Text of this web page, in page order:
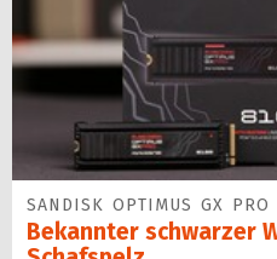
SANDISK OPTIMUS GX PRO
Bekannter schwarzer